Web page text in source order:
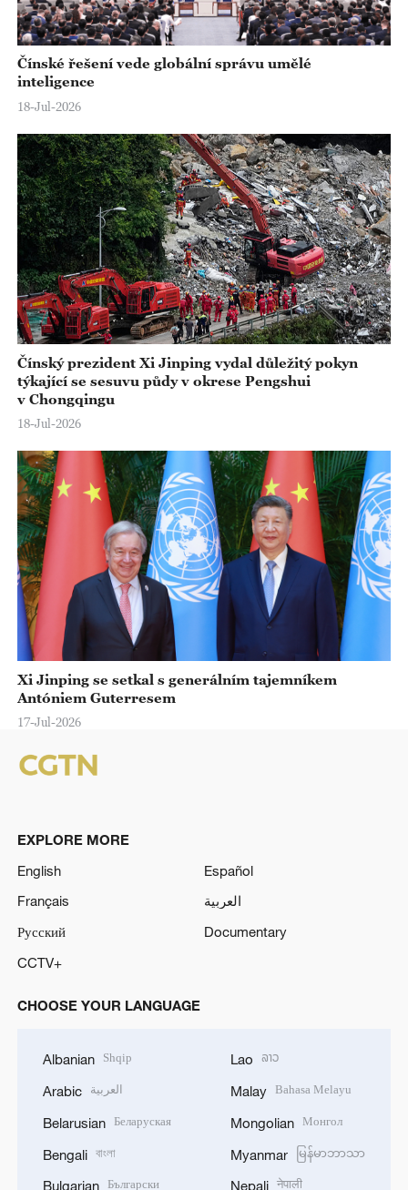
d
e
o
Čínské řešení vede globální správu umělé
inteligence
18-Jul-2026
Čínský prezident Xi Jinping vydal důležitý pokyn
týkající se sesuvu půdy v okrese Pengshui
v Chongqingu
18-Jul-2026
Xi Jinping se setkal s generálním tajemníkem
Antóniem Guterresem
17-Jul-2026
EXPLORE MORE
English
Español
Français
العربية
Русский
Documentary
CCTV+
CHOOSE YOUR LANGUAGE
Albanian Shqip
Arabic العربية
Belarusian Беларуская
Bengali বাংলা
Bulgarian Български
Lao ລາວ
Malay Bahasa Melayu
Mongolian Монгол
Myanmar မြန်မာဘာသာ
Nepali नेपाली